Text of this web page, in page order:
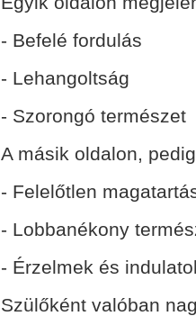
- Befelé fordulás
- Lehangoltság
- Szorongó természet
A másik oldalon,
- Felelőtlen
- Lobbanékony
- Érzelmek és
Szülőként valóban